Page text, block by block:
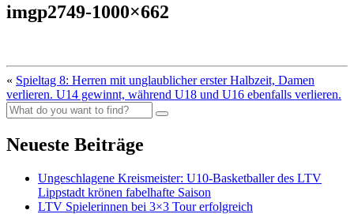
imgp2749-1000×662
« Spieltag 8: Herren mit unglaublicher erster Halbzeit, Damen
verlieren. U14 gewinnt, während U18 und U16 ebenfalls verlieren.
Neueste Beiträge
Ungeschlagene Kreismeister: U10-Basketballer des LTV
Lippstadt krönen fabelhafte Saison
LTV Spielerinnen bei 3×3 Tour erfolgreich